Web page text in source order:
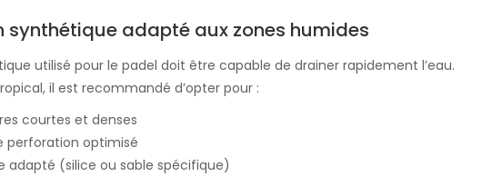
synthétique adapté aux zones humides
utilisé pour le padel doit être capable de drainer rapidement l’eau.
il est recommandé d’opter pour :
courtes et denses
perforation optimisé
adapté (silice ou sable spécifique)